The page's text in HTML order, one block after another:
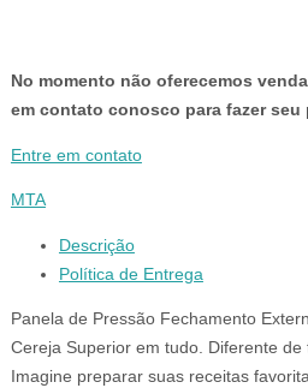
No momento não oferecemos
em contato conosco para fazer seu
Entre em contato
MTA
Descrição
Política de Entrega
Panela de Pressão Fechamento
Cereja Superior em tudo. Diferente de
Imagine preparar suas receitas